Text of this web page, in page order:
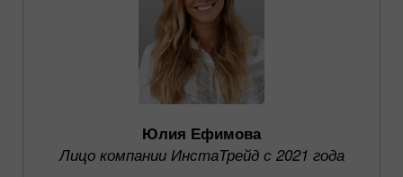
Юлия Ефимова
Лицо компании ИнстаТрейд с 2021 года